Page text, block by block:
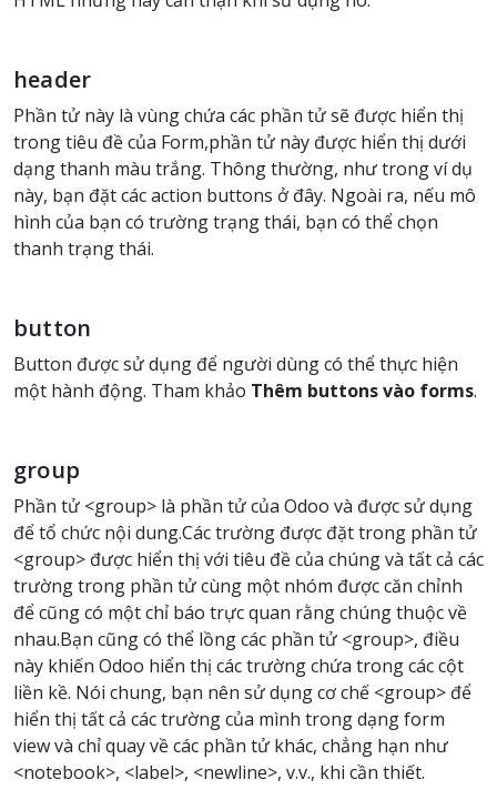
header
Phần tử này là vùng chứa các phần tử sẽ được hiển thị
trong tiêu đề của Form,phần tử này được hiển thị dưới
dạng thanh màu trắng. Thông thường, như trong ví dụ
này, bạn đặt các action buttons ở đây. Ngoài ra, nếu mô
hình của bạn có trường trạng thái, bạn có thể chọn
thanh trạng thái.
button
Button được sử dụng để người dùng có thể thực hiện
một hành động. Tham khảo Thêm buttons vào forms.
group
Phần tử <group> là phần tử của Odoo và được sử dụng
để tổ chức nội dung.Các trường được đặt trong phần tử
<group> được hiển thị với tiêu đề của chúng và tất cả các
trường trong phần tử cùng một nhóm được căn chỉnh
để cũng có một chỉ báo trực quan rằng chúng thuộc về
nhau.Bạn cũng có thể lồng các phần tử <group>, điều
này khiến Odoo hiển thị các trường chứa trong các cột
liền kề. Nói chung, bạn nên sử dụng cơ chế <group> để
hiển thị tất cả các trường của mình trong dạng form
view và chỉ quay về các phần tử khác, chẳng hạn như
<notebook>, <label>, <newline>, v.v., khi cần thiết.